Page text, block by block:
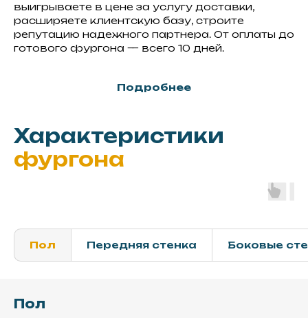
выигрываете в цене за услугу доставки,
расширяете клиентскую базу, строите
репутацию надежного партнера. От оплаты до
готового фургона — всего 10 дней.
Подробнее
Характеристики
фургона
Пол Передняя стенка Боковые
Пол